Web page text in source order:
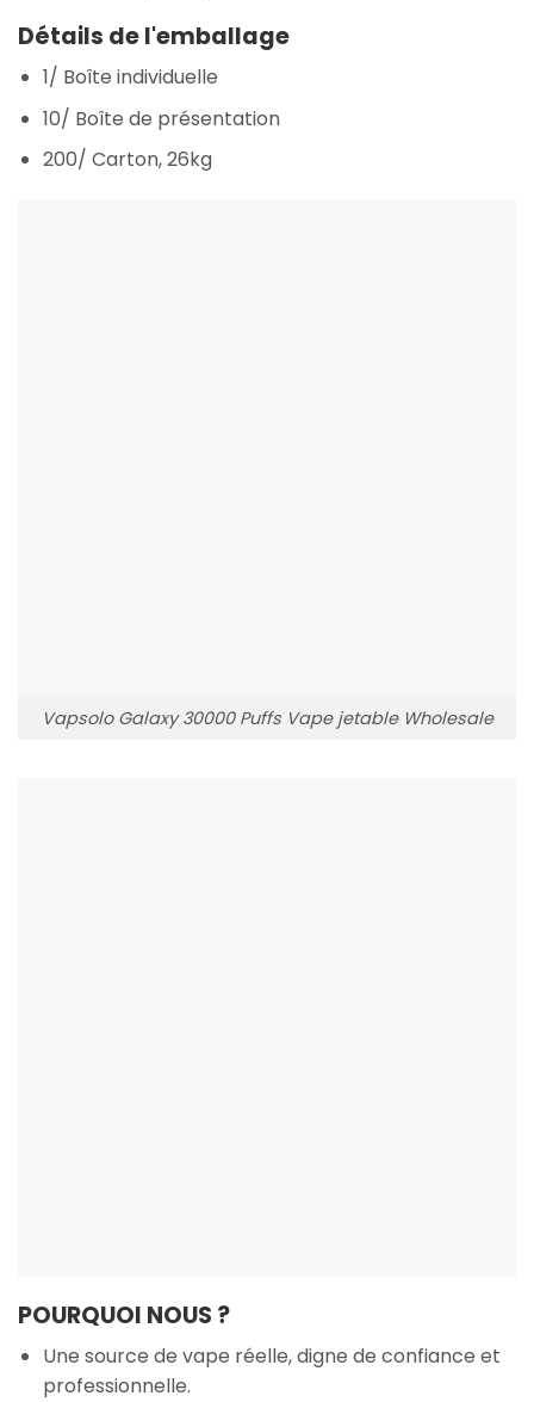
Détails de l'emballage
1/ Boîte individuelle
10/ Boîte de présentation
200/ Carton, 26kg
Vapsolo Galaxy 30000 Puffs Vape jetable Wholesale
POURQUOI NOUS ?
Une source de vape réelle, digne de confiance et
professionnelle.